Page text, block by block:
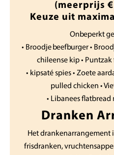
(meerprijs €
Keuze uit
Onbeperkt
• Broodje beefburger •
chileense kip •
• kipsaté spies • Zoete
pulled chicken •
• Libanees
Dranken
Het drankenarrangement
frisdranken,